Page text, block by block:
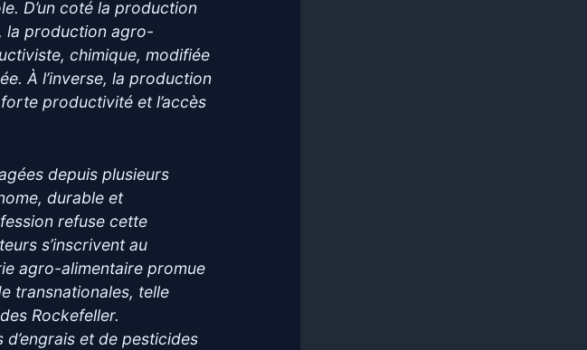
D’un coté la production
la production agro-
chimique, modifiée
À l’inverse, la production
productivité et l’accès
depuis plusieurs
durable et
refuse cette
s’inscrivent au
agro-alimentaire promue
transnationales, telle
Rockefeller.
et de pesticides